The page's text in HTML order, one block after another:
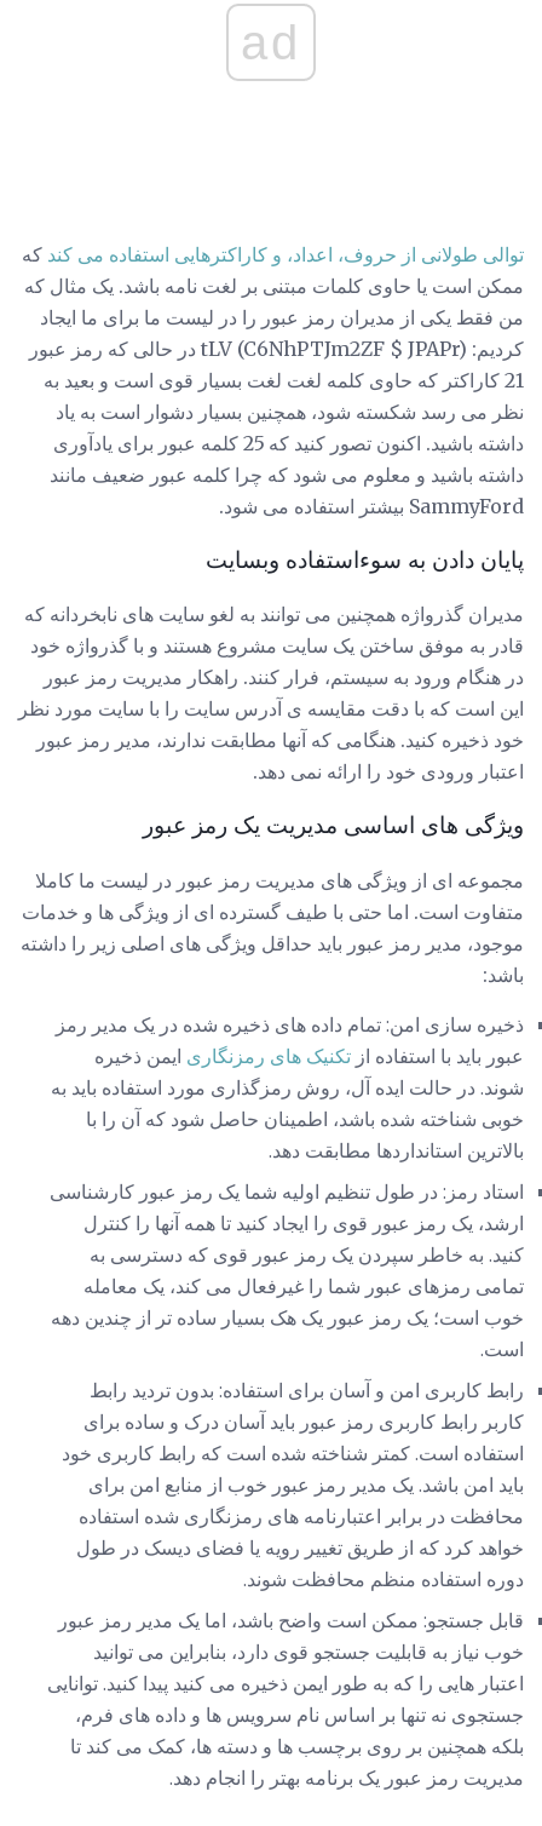
ad
توالی طولانی از حروف، اعداد، و کاراکترهایی استفاده می کند که
ممکن است یا حاوی کلمات مبتنی بر لغت نامه باشد. یک مثال که
من فقط یکی از مدیران رمز عبور را در لیست ما برای ما ایجاد
کردیم: tLV (C6NhPTJm2ZF $ JPAPr) در حالی که رمز عبور
21 کاراکتر که حاوی کلمه لغت لغت بسیار قوی است و بعید به
نظر می رسد شکسته شود، همچنین بسیار دشوار است به یاد
داشته باشید. اکنون تصور کنید که 25 کلمه عبور برای یادآوری
داشته باشید و معلوم می شود که چرا کلمه عبور ضعیف مانند
SammyFord بیشتر استفاده می شود.
پایان دادن به سوءاستفاده وبسایت
مدیران گذرواژه همچنین می توانند به لغو سایت های نابخردانه که
قادر به موفق ساختن یک سایت مشروع هستند و با گذرواژه خود
در هنگام ورود به سیستم، فرار کنند. راهکار مدیریت رمز عبور
این است که با دقت مقایسه ی آدرس سایت را با سایت مورد نظر
خود ذخیره کنید. هنگامی که آنها مطابقت ندارند، مدیر رمز عبور
اعتبار ورودی خود را ارائه نمی دهد.
ویژگی های اساسی مدیریت یک رمز عبور
مجموعه ای از ویژگی های مدیریت رمز عبور در لیست ما کاملا
متفاوت است. اما حتی با طیف گسترده ای از ویژگی ها و خدمات
موجود، مدیر رمز عبور باید حداقل ویژگی های اصلی زیر را داشته
باشد:
ذخیره سازی امن: تمام داده های ذخیره شده در یک مدیر رمز
عبور باید با استفاده از تکنیک های رمزنگاری ایمن ذخیره
شوند. در حالت ایده آل، روش رمزگذاری مورد استفاده باید به
خوبی شناخته شده باشد، اطمینان حاصل شود که آن را با
بالاترین استانداردها مطابقت دهد.
استاد رمز: در طول تنظیم اولیه شما یک رمز عبور کارشناسی
ارشد، یک رمز عبور قوی را ایجاد کنید تا همه آنها را کنترل
کنید. به خاطر سپردن یک رمز عبور قوی که دسترسی به
تمامی رمزهای عبور شما را غیرفعال می کند، یک معامله
خوب است؛ یک رمز عبور یک هک بسیار ساده تر از چندین دهه
است.
رابط کاربری امن و آسان برای استفاده: بدون تردید رابط
کاربر رابط کاربری رمز عبور باید آسان درک و ساده برای
استفاده است. کمتر شناخته شده است که رابط کاربری خود
باید امن باشد. یک مدیر رمز عبور خوب از منابع امن برای
محافظت در برابر اعتبارنامه های رمزنگاری شده استفاده
خواهد کرد که از طریق تغییر رویه یا فضای دیسک در طول
دوره استفاده منظم محافظت شوند.
قابل جستجو: ممکن است واضح باشد، اما یک مدیر رمز عبور
خوب نیاز به قابلیت جستجو قوی دارد، بنابراین می توانید
اعتبار هایی را که به طور ایمن ذخیره می کنید پیدا کنید. توانایی
جستجوی نه تنها بر اساس نام سرویس ها و داده های فرم،
بلکه همچنین بر روی برچسب ها و دسته ها، کمک می کند تا
مدیریت رمز عبور یک برنامه بهتر را انجام دهد.